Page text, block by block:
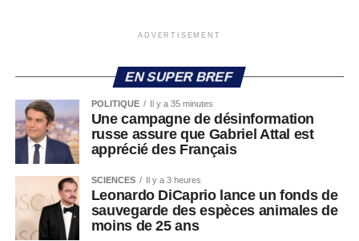
ADVERTISEMENT
EN SUPER BREF
POLITIQUE Il y a 35 minutes
Une campagne de désinformation
russe assure que Gabriel Attal est
apprécié des Français
SCIENCES Il y a 3 heures
Leonardo DiCaprio lance un fonds de
sauvegarde des espèces animales de
moins de 25 ans